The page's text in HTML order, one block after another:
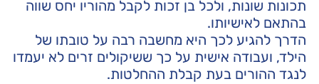
תכונות שונות, ולכל בן זכות לקבל מהוריו יחס שווה
בהתאם לאישיותו.
הדרך להגיע לכך היא מחשבה רבה על טובתו של
הילד, ועבודה אישית על כך ששיקולים זרים לא יעמדו
לנגד ההורים בעת קבלת ההחלטות.